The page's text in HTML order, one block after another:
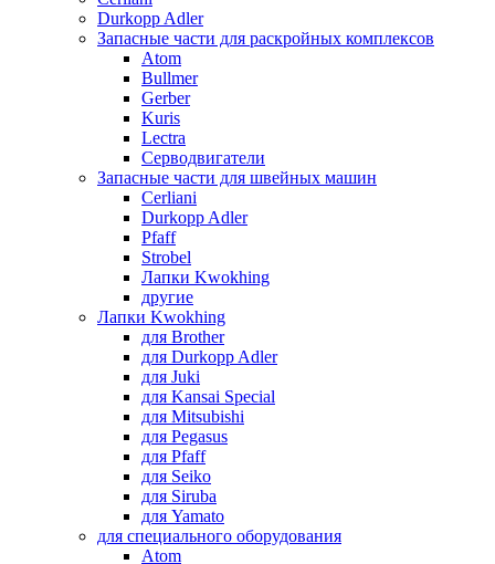
Durkopp Adler
Запасные части для раскройных комплексов
Atom
Bullmer
Gerber
Kuris
Lectra
Серводвигатели
Запасные части для швейных машин
Cerliani
Durkopp Adler
Pfaff
Strobel
Лапки Kwokhing
другие
Лапки Kwokhing
для Brother
для Durkopp Adler
для Juki
для Kansai Special
для Mitsubishi
для Pegasus
для Pfaff
для Seiko
для Siruba
для Yamato
для специального оборудования
Atom